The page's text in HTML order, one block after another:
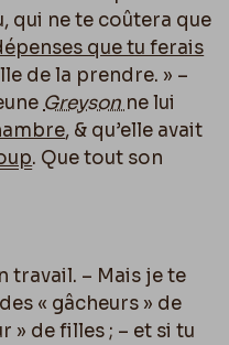
qui ne te coûtera que
que tu ferais
de la prendre. » –
Greysonne lui
, & qu’elle avait
. Que tout son
travail. – Mais je te
« gâcheurs » de
» de filles ; – et si tu